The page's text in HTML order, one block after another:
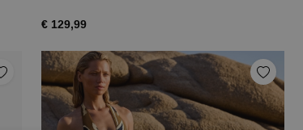
€ 129,99